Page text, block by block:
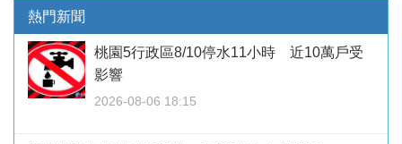
熱門新聞
桃園5行政區8/10停水11小時 近10萬戶受
影響
2026-08-06 18:15